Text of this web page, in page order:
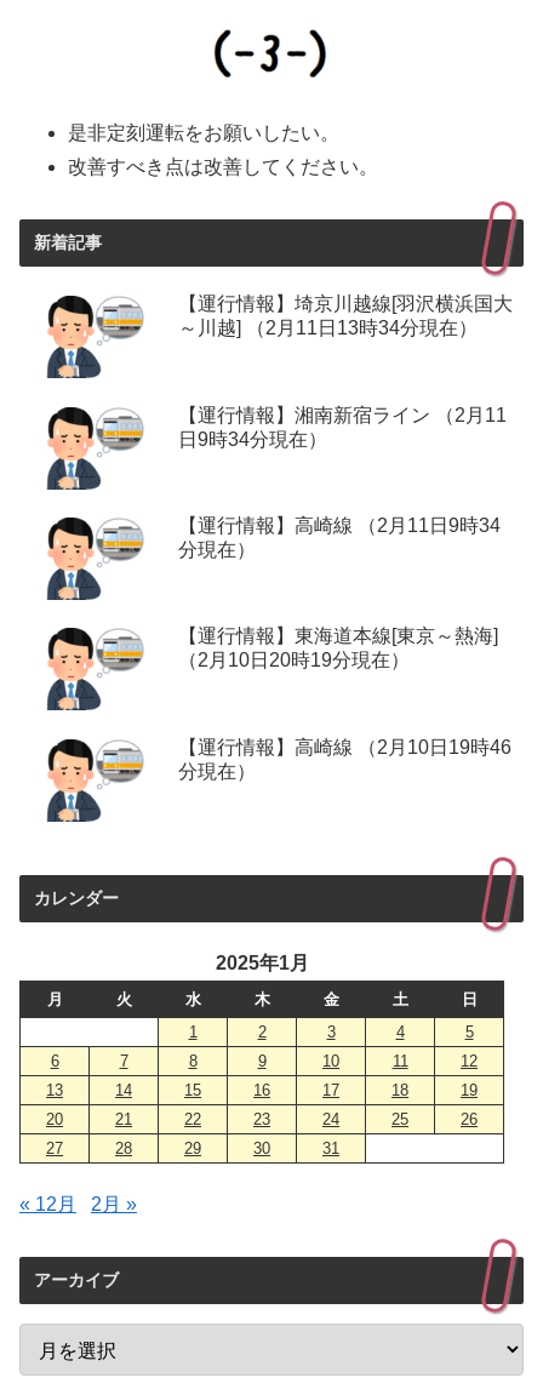
是非定刻運転をお願いしたい。
改善すべき点は改善してください。
新着記事
【運行情報】埼京川越線[羽沢横浜国大
～川越] （2月11日13時34分現在）
【運行情報】湘南新宿ライン （2月11
日9時34分現在）
【運行情報】高崎線 （2月11日9時34
分現在）
【運行情報】東海道本線[東京～熱海]
（2月10日20時19分現在）
【運行情報】高崎線 （2月10日19時46
分現在）
カレンダー
2025年1月
月 火 水 木 金 土
日
1
2 3 4
5
6
7 8 9 10 11
12
13
14 15 16 17 18
19
20
21 22 23 24 25
26
27
28 29 30 31
« 12月 2月 »
アーカイブ